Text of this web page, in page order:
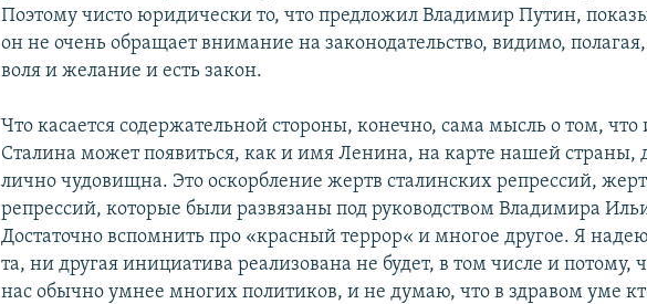
Поэтому чисто юридически то, что предложил Владимир Путин,
он не очень обращает внимание на законодательство, видимо, полагая,
воля и желание и есть закон.
Что касается содержательной стороны, конечно, сама мысль о том, что
Сталина может появиться, как и имя Ленина, на карте нашей страны,
лично чудовищна. Это оскорбление жертв сталинских репрессий,
репрессий, которые были развязаны под руководством Владимира
Достаточно вспомнить про «красный террор« и многое другое. Я
та, ни другая инициатива реализована не будет, в том числе и потому,
нас обычно умнее многих политиков, и не думаю, что в здравом уме